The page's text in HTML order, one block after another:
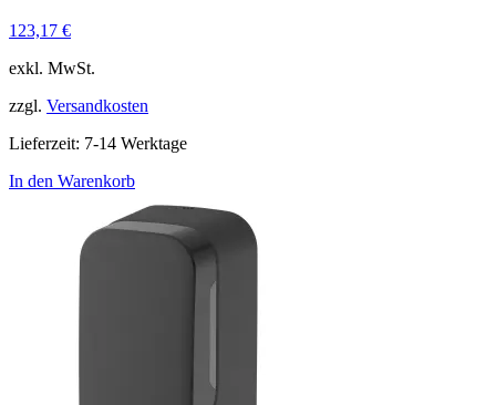
123,17 €
exkl. MwSt.
zzgl. Versandkosten
Lieferzeit: 7-14 Werktage
In den Warenkorb